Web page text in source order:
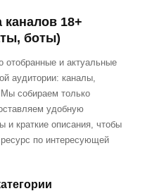
18+
боты)
отобранные и актуальные
аудитории: каналы,
собираем только
удобную
и краткие описания, чтобы
по интересующей